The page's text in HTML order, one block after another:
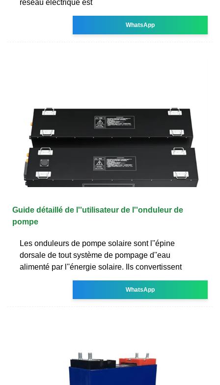
réseau électrique est
WhatsApp
Guide détaillé de l''utilisateur de l''onduleur de
pompe
Les onduleurs de pompe solaire sont l''épine
dorsale de tout système de pompage d''eau
alimenté par l''énergie solaire. Ils convertissent
WhatsApp